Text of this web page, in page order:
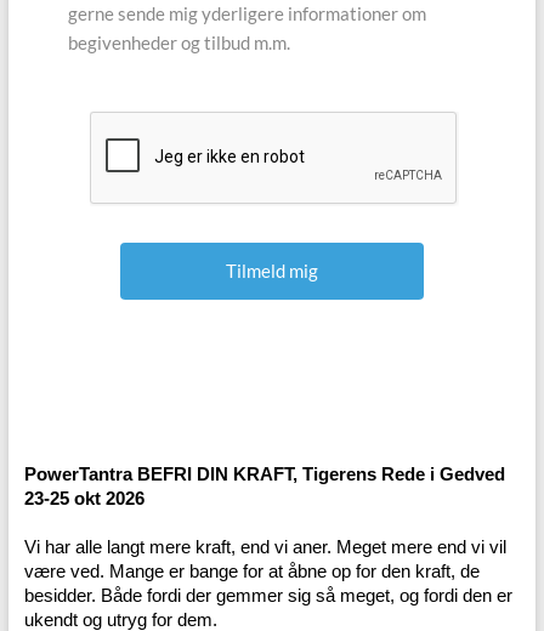
gerne sende mig yderligere informationer om
begivenheder og tilbud m.m.
PowerTantra BEFRI DIN KRAFT, Tigerens Rede i Gedved
23-25 okt 2026
Vi har alle langt mere kraft, end vi aner. Meget mere end vi vil
være ved. Mange er bange for at åbne op for den kraft, de
besidder. Både fordi der gemmer sig så meget, og fordi den er
ukendt og utryg for dem.